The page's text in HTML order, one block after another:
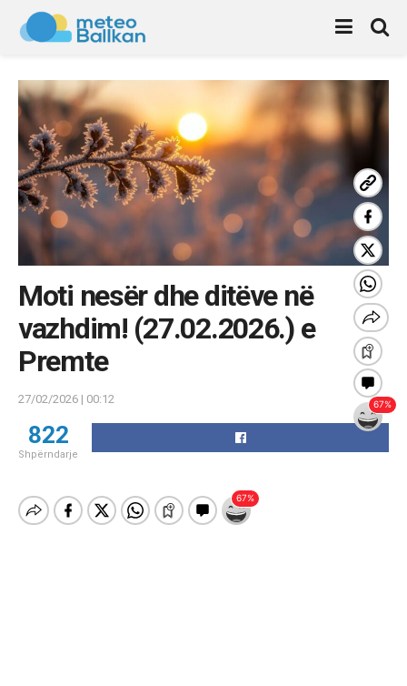
Moti nesër dhe ditëve në
vazhdim! (27.02.2026.) e
Premte
27/02/2026 | 00:12
822
Shpërndarje